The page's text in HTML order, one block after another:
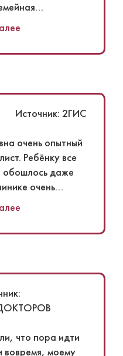
и весь
и
Источник: 2ГИС
очень опытный
Ребёнку все
обошлось даже
очень
что пора идти
вовремя, моему